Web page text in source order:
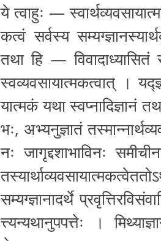
ये त्वाहुः —
क­त्वं सर्वस्य स­म्य­ग्ज्ञा­न­स्या
तथा हि — वि­वा­दा­ध्या­सि­तं
स्व­व्य­व­सा­या­त्म­क­त्वा­त् ।
या­त्म­कं यथा स्व­प्ना­दि­ज्ञा­नं
भः­, अ­भ्य­नु­ज्ञा­तं
नः जा­गृ­द्द­शा­भा­वि­नः
त­स्या­र्था­व्य­व­सा­या­त्म­क­त्वे
स­म्य­ग्ज्ञा­ना­द­र्थे
त्त्य­न्य­था­नु­प­प­त्तेः ।